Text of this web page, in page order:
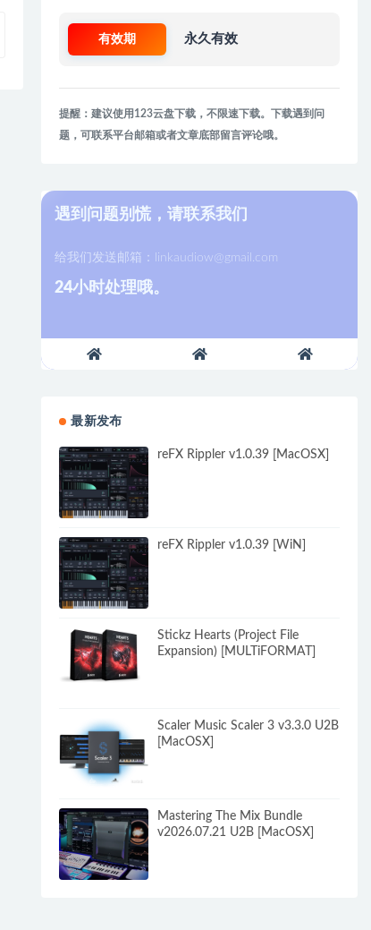
有效期 永久有效
提醒：建议使用123云盘下载，不限速下载。下载遇到问
题，可联系平台邮箱或者文章底部留言评论哦。
遇到问题别慌，请联系我们
给我们发送邮箱： linkaudiow@gmail.com
24小时处理哦。
最新发布
reFX Rippler v1.0.39 [MacOSX]
reFX Rippler v1.0.39 [WiN]
Stickz Hearts (Project File
Expansion) [MULTiFORMAT]
Scaler Music Scaler 3 v3.3.0 U2B
[MacOSX]
Mastering The Mix Bundle
v2026.07.21 U2B [MacOSX]